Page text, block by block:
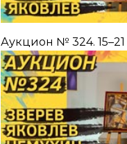
Аукцион № 324.